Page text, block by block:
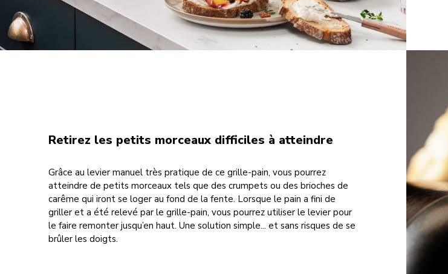
Retirez les petits morceaux difficiles à atteindre
Grâce au levier manuel très pratique de ce grille-pain, vous pourrez
atteindre de petits morceaux tels que des crumpets ou des brioches de
carême qui iront se loger au fond de la fente. Lorsque le pain a fini de
griller et a été relevé par le grille-pain, vous pourrez utiliser le levier pour
le faire remonter jusqu’en haut. Une solution simple... et sans risques de se
brûler les doigts.